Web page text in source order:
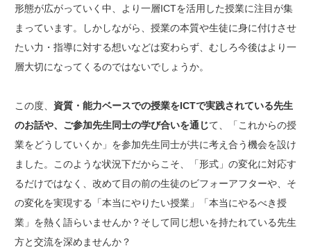
形態が広がっていく中、より一層ICTを活用した授業に注目が集
まっています。しかしながら、授業の本質や生徒に身に付けさせ
たい力・指導に対する想いなどは変わらず、むしろ今後はより一
層大切になってくるのではないでしょうか。
この度、 資質・能力ベースでの授業をICTで実践されている先生
のお話や、ご参加先生同士の学び合いを通じて、「これからの授
業をどうしていくか」を参加先生同士が共に考え合う機会を設け
ました。このような状況下だからこそ、「形式」の変化に対応す
るだけではなく、改めて目の前の生徒のビフォーアフターや、そ
の変化を実現する「本当にやりたい授業」「本当にやるべき授
業」を熱く語らいませんか？そして同じ想いを持たれている先生
方と交流を深めませんか？